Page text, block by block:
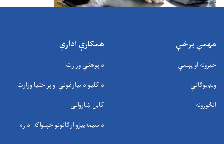
مهمې برخې
خبرونه او پېښې
ویډیوګانې
انځورونه
همکارې ادارې
د پوهنې وزارت
د کلیو د بیارغونې او پراختیا وزارت
کابل ښاروالی
د سيمه‌ييزو ارګانونو خپلواکه اداره